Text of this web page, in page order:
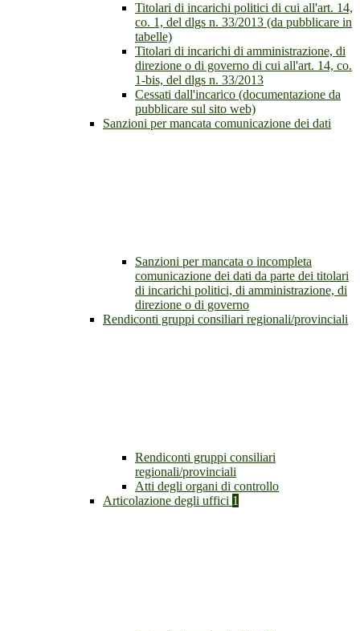
Titolari di incarichi politici di cui all'art. 14,
co. 1, del dlgs n. 33/2013 (da pubblicare in
tabelle)
Titolari di incarichi di amministrazione, di
direzione o di governo di cui all'art. 14, co.
1-bis, del dlgs n. 33/2013
Cessati dall'incarico (documentazione da
pubblicare sul sito web)
Sanzioni per mancata comunicazione dei dati
Sanzioni per mancata o incompleta
comunicazione dei dati da parte dei titolari
di incarichi politici, di amministrazione, di
direzione o di governo
Rendiconti gruppi consiliari regionali/provinciali
Rendiconti gruppi consiliari
regionali/provinciali
Atti degli organi di controllo
Articolazione degli uffici 1